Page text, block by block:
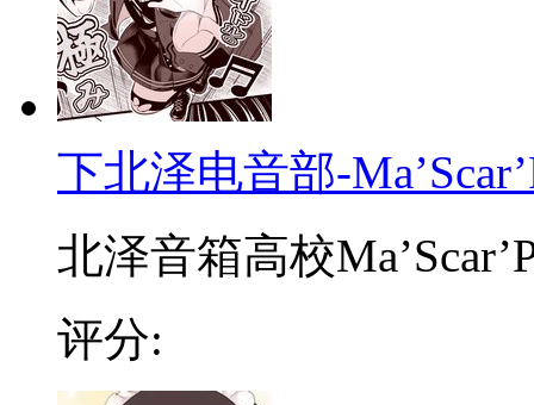
下北泽电音部-
北泽音箱高校
评分: